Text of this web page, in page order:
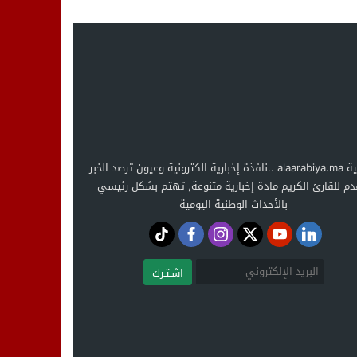
العربية alaarabiya.ma ..نافذة إخبارية الكترونية وعيون ترصد الخبر
للقارئ الكريم مادة إخبارية متنوعة, تهتم بشكل رئيسي
بالأحداث الوطنية اليومية
اشـتـرك